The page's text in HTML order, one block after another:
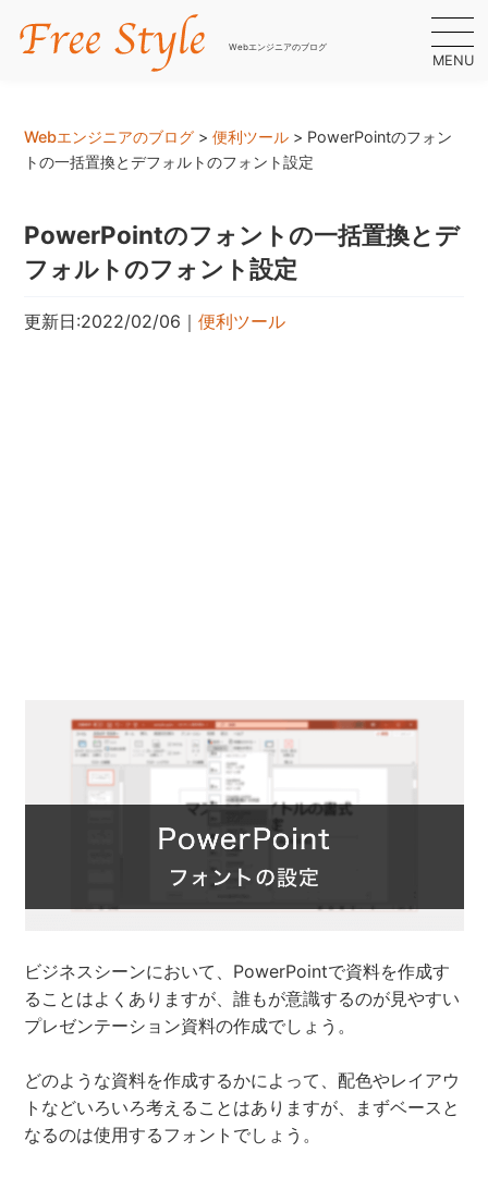
Webエンジニアのブログ
MENU
Webエンジニアのブログ >便利ツール > PowerPointのフォン
トの一括置換とデフォルトのフォント設定
PowerPointのフォントの一括置換とデ
フォルトのフォント設定
更新日:2022/02/06 ｜便利ツール
ビジネスシーンにおいて、PowerPointで資料を作成す
ることはよくありますが、誰もが意識するのが見やすい
プレゼンテーション資料の作成でしょう。
どのような資料を作成するかによって、配色やレイアウ
トなどいろいろ考えることはありますが、まずベースと
なるのは使用するフォントでしょう。